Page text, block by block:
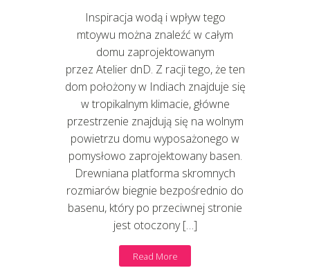
Inspiracja wodą i wpływ tego
mtoywu można znaleźć w całym
domu zaprojektowanym
przez Atelier dnD. Z racji tego, że ten
dom położony w Indiach znajduje się
w tropikalnym klimacie, główne
przestrzenie znajdują się na wolnym
powietrzu domu wyposażonego w
pomysłowo zaprojektowany basen.
Drewniana platforma skromnych
rozmiarów biegnie bezpośrednio do
basenu, który po przeciwnej stronie
jest otoczony […]
Read More